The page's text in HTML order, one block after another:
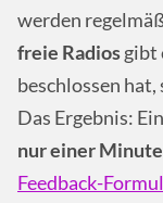
werden
freie Radiosgibt
beschlossen
Das Ergebnis: Ein
nur einer
Feedback-